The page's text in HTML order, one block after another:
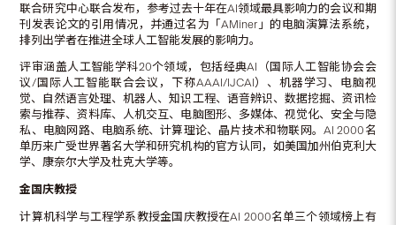
联合研究中心联合发布，参考过去十年在AI领域最具影响力的会议和期
刊发表论文的引用情况，并通过名为「AMiner」的电脑演算法系统，
排列出学者在推进全球人工智能发展的影响力。
评审涵盖人工智能学科20个领域，包括经典AI（国际人工智能协会会
议/国际人工智能联合会议，下称AAAI/IJCAI）、机器学习、电脑视
觉、自然语言处理、机器人、知识工程、语音辨识、数据挖掘、资讯检
索与推荐、资料库、人机交互、电脑图形、多媒体、视觉化、安全与隐
私、电脑网路、电脑系统、计算理论、晶片技术和物联网。AI 2000名
单历来广受世界著名大学和研究机构的官方认同，如美国加州伯克利大
学、康奈尔大学及杜克大学等。
金国庆教授
计算机科学与工程学系教授金国庆教授在AI 2000名单三个领域榜上有